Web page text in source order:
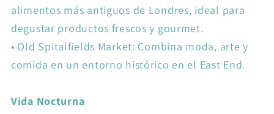
alimentos más antiguos de Londres, ideal para
degustar productos frescos y gourmet.
• Old Spitalfields Market: Combina moda, arte y
comida en un entorno histórico en el East End.
Vida Nocturna